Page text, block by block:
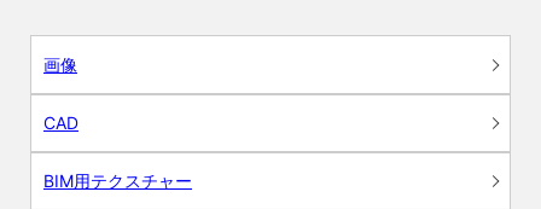
画像
CAD
BIM用テクスチャー